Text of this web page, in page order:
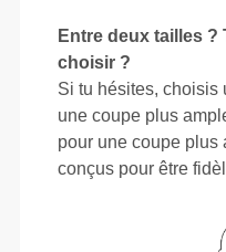
Entre deux tailles ?
choisir ?
Si tu hésites, choisis
une coupe plus
pour une coupe plus
conçus pour être